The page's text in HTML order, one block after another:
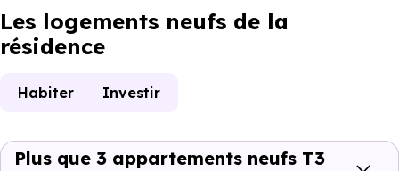
Les logements neufs de la
résidence
Habiter Investir
Plus que 3 appartements neufs T3